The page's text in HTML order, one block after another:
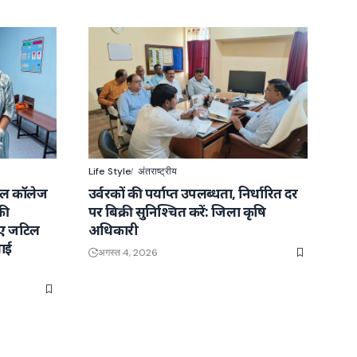
कॉलेज
जटिल
Life Style अंतराष्ट्रीय
उर्वरकों की पर्याप्त उपलब्धता, निर्धारित दर
पर बिक्री सुनिश्चित करें: जिला कृषि
अधिकारी
अगस्त 4, 2026